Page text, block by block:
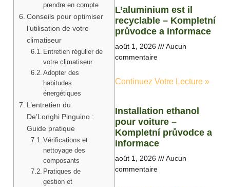
prendre en compte
Conseils pour optimiser
l’utilisation de votre
climatiseur
Entretien régulier de
votre climatiseur
Adopter des
habitudes
énergétiques
L’entretien du
De’Longhi Pinguino :
Guide pratique
Vérifications et
nettoyage des
composants
Pratiques de
gestion et
L’aluminium est il
recyclable – Kompletní
průvodce a informace
août 1, 2026
Aucun
commentaire
Continuez Votre Lecture »
Installation ethanol
pour voiture –
Kompletní průvodce a
informace
août 1, 2026
Aucun
commentaire